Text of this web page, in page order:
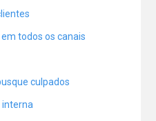
todos os canais
culpados
interna